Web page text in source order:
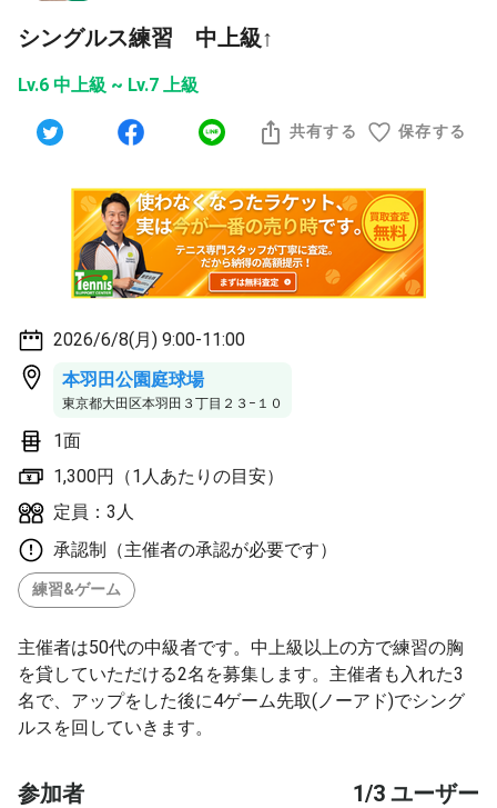
シングルス練習 中上級↑
Lv.6 中上級 ~ Lv.7 上級
共有する 保存する
2026/6/8(月) 9:00-11:00
本羽田公園庭球場
東京都大田区本羽田３丁目２３−１０
1面
1,300円（1人あたりの目安）
定員：3人
承認制（主催者の承認が必要です）
練習&ゲーム
主催者は50代の中級者です。中上級以上の方で練習の胸
を貸していただける2名を募集します。主催者も入れた3
名で、アップをした後に4ゲーム先取(ノーアド)でシング
ルスを回していきます。
参加者 1/3 ユーザー